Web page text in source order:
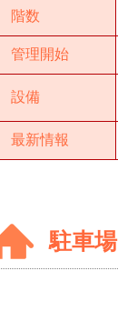
階数
管理開始
設備
最新情報
駐車場